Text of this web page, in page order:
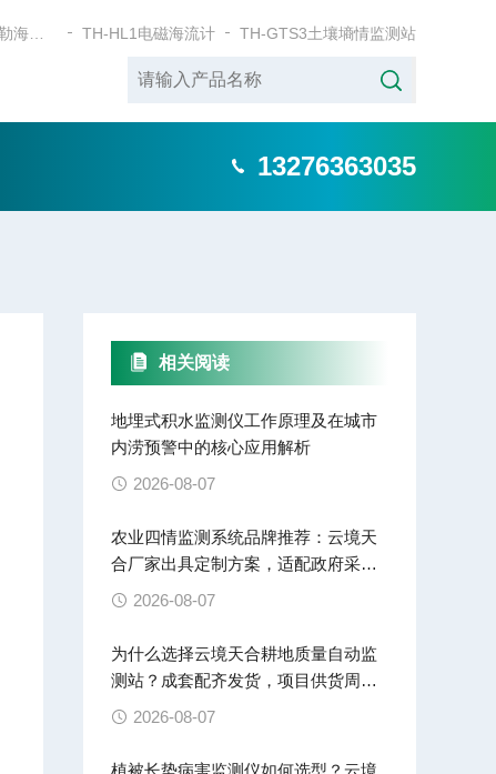
TH-HL1电磁海流计 TH-GTS3土壤墒情监测站
13276363035
相关阅读
地埋式积水监测仪工作原理及在城市
内涝预警中的核心应用解析
2026-08-07
农业四情监测系统品牌推荐：云境天
合厂家出具定制方案，适配政府采购
招投标
2026-08-07
为什么选择云境天合耕地质量自动监
测站？成套配齐发货，项目供货周期
稳定
2026-08-07
植被长势病害监测仪如何选型？云境